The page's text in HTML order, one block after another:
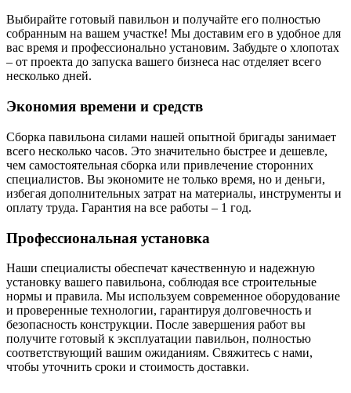
Выбирайте готовый павильон и получайте его полностью
собранным на вашем участке! Мы доставим его в удобное для
вас время и профессионально установим. Забудьте о хлопотах
– от проекта до запуска вашего бизнеса нас отделяет всего
несколько дней.
Экономия времени и средств
Сборка павильона силами нашей опытной бригады занимает
всего несколько часов. Это значительно быстрее и дешевле,
чем самостоятельная сборка или привлечение сторонних
специалистов. Вы экономите не только время, но и деньги,
избегая дополнительных затрат на материалы, инструменты и
оплату труда. Гарантия на все работы – 1 год.
Профессиональная установка
Наши специалисты обеспечат качественную и надежную
установку вашего павильона, соблюдая все строительные
нормы и правила. Мы используем современное оборудование
и проверенные технологии, гарантируя долговечность и
безопасность конструкции. После завершения работ вы
получите готовый к эксплуатации павильон, полностью
соответствующий вашим ожиданиям. Свяжитесь с нами,
чтобы уточнить сроки и стоимость доставки.